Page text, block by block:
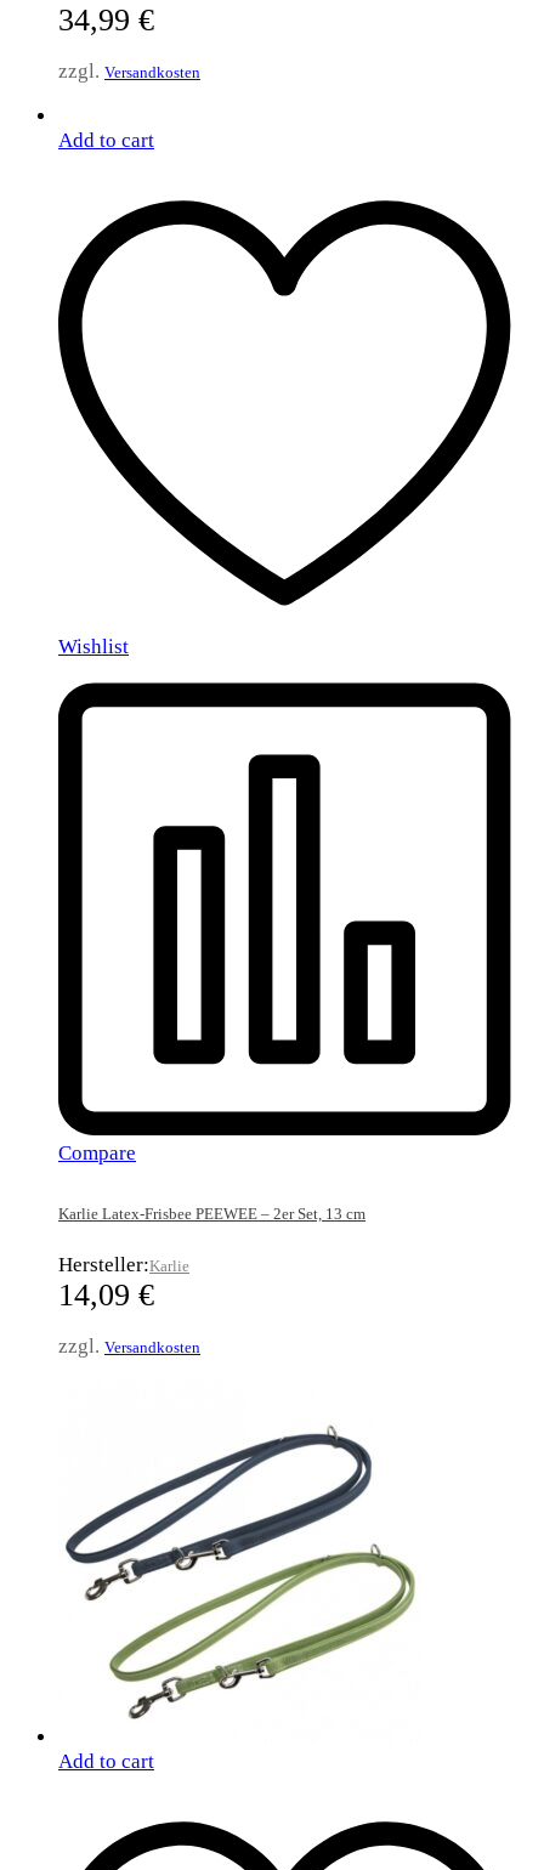
34,99 €
zzgl. Versandkosten
Add to cart
Wishlist
Compare
Karlie Latex-Frisbee PEEWEE – 2er Set, 13 cm
Hersteller:Karlie
14,09 €
zzgl. Versandkosten
Add to cart